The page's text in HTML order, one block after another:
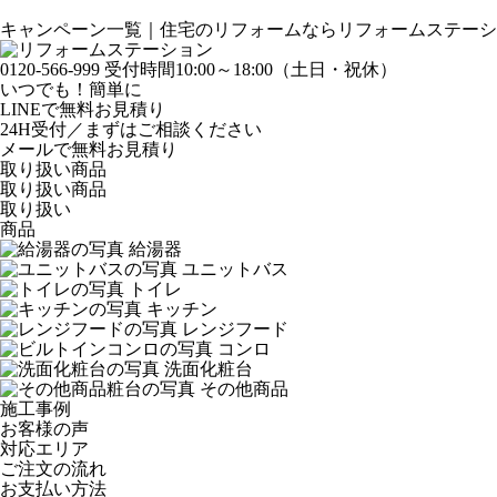
キャンペーン一覧｜ 住宅のリフォームならリフォームステー
0120-566-999 受付時間10:00～18:00（土日・祝休）
いつでも！簡単に
LINEで無料お見積り
24H受付／まずはご相談ください
メールで無料お見積り
取り扱い商品
取り扱い商品
取り扱い
商品
給湯器
ユニットバス
トイレ
キッチン
レンジフード
コンロ
洗面化粧台
その他商品
施工事例
お客様の声
対応エリア
ご注文の流れ
お支払い方法